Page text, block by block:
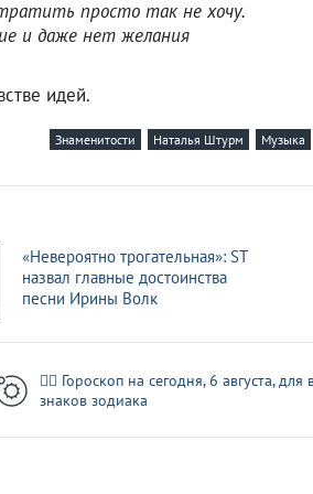
просто так не хочу.
и даже нет желания
идей.
Знаменитости Наталья Штурм Музыка
«Невероятно трогательная»: ST
назвал главные достоинства
песни Ирины Волк
🧙‍♀ Гороскоп на сегодня, 6 августа, для
знаков зодиака